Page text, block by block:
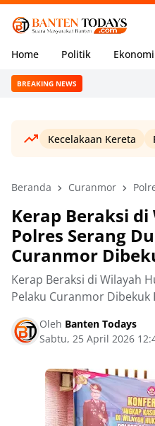
Home Politik Ekonomi
BREAKING NEWS
Kecelakaan Kereta
Beranda Curanmor
Kerap Beraksi
Polres Serang
Curanmor
Kerap Beraksi di Wilayah
Pelaku Curanmor Dibekuk
Oleh Banten Todays
Sabtu, 25 April 2026